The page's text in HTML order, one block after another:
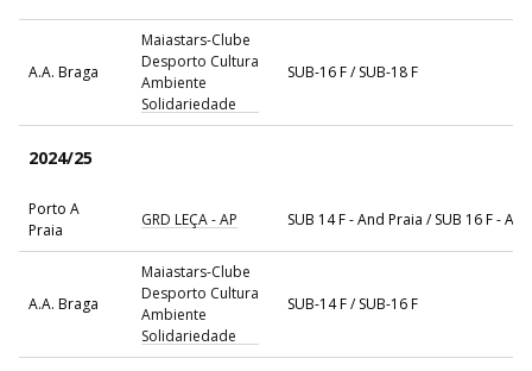
A.A. Braga
Maiastars-Clube
Desporto Cultura
Ambiente
Solidariedade
SUB-16 F / SUB-18 F
2024/25
Porto A
Praia
GRD LEÇA - AP SUB 14 F - And Praia / SUB 16 F -
A.A. Braga
Maiastars-Clube
Desporto Cultura
Ambiente
Solidariedade
SUB-14 F / SUB-16 F